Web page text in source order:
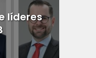
líderes